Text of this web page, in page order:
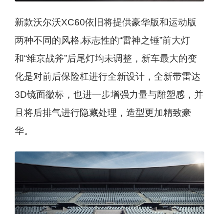
新款沃尔沃XC60依旧将提供豪华版和运动版
两种不同的风格,标志性的“雷神之锤”前大灯
和“维京战斧”后尾灯均未调整，新车最大的变
化是对前后保险杠进行全新设计，全新带雷达
3D镜面徽标，也进一步增强力量与雕塑感，并
且将后排气进行隐藏处理，造型更加精致豪
华。